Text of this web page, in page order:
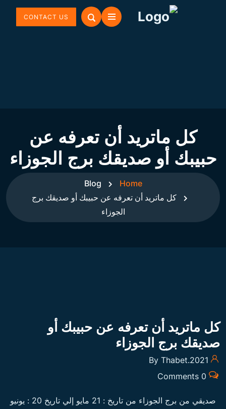
CONTACT US
كل ماتريد أن تعرفه عن
حبيبك أو صديقك برج الجوزاء
Home
Blog
كل ماتريد أن تعرفه عن حبيبك أو صديقك برج
الجوزاء
كل ماتريد أن تعرفه عن حبيبك أو
صديقك برج الجوزاء
0 Comments
صديقي من برج الجوزاء من تاريخ : 21 مايو إلي تاريخ 20 : يونيو